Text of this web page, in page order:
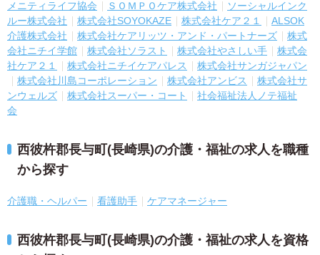
メニティライフ協会 ＳＯＭＰＯケア株式会社
ソーシャルインク
ルー株式会社
株式会社SOYOKAZE 株式会社ケア２１
ALSOK
介護株式会社
株式会社ケアリッツ・アンド・パートナーズ
株式
会社ニチイ学館
株式会社ソラスト 株式会社やさしい手
株式会
社ケア２１
株式会社ニチイケアパレス
株式会社サンガジャパン
株式会社川島コーポレーション
株式会社アンビス
株式会社サ
ンウェルズ
株式会社スーパー・コート
社会福祉法人ノテ福祉
会
西彼杵郡長与町(長崎県)の介護・福祉の求人を職種
から探す
介護職・ヘルパー 看護助手 ケアマネージャー
西彼杵郡長与町(長崎県)の介護・福祉の求人を資格